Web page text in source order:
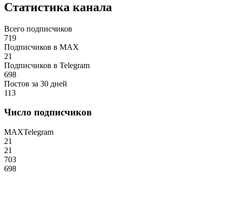
Статистика канала
Всего подписчиков
719
Подписчиков в MAX
21
Подписчиков в Telegram
698
Постов за 30 дней
113
Число подписчиков
MAXTelegram
21
21
703
698